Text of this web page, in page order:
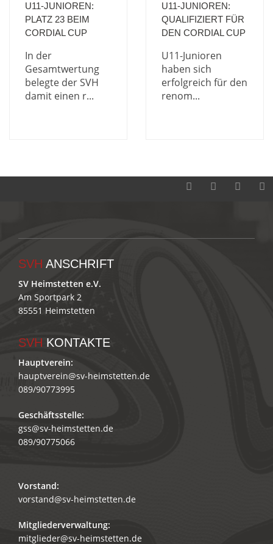
U11-JUNIOREN:
PLATZ 23 BEIM
CORDIAL CUP
In der
Gesamtwertung
belegte der SVH
damit einen r...
U11-JUNIOREN:
QUALIFIZIERT FÜR
DEN CORDIAL CUP
U11-Junioren
haben sich
erfolgreich für den
renom...
SVH ANSCHRIFT
SV Heimstetten e.V.
Am Sportpark 2
85551 Heimstetten
SVH KONTAKTE
Hauptverein:
hauptverein@sv-heimstetten.de
089/90773995
Geschäftsstelle:
gss@sv-heimstetten.de
089/90775066
Vorstand:
vorstand@sv-heimstetten.de
Mitgliederverwaltung:
mitglieder@sv-heimstetten.de